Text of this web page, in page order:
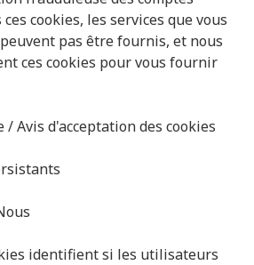
cookies, les services que vous
pas être fournis, et nous
ces cookies pour vous fournir
Avis d'acceptation des cookies
identifient si les utilisateurs